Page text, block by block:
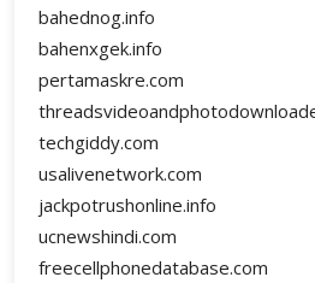
bahednog.info
bahenxgek.info
pertamaskre.com
techgiddy.com
usalivenetwork.com
jackpotrushonline.info
ucnewshindi.com
freecellphonedatabase.com